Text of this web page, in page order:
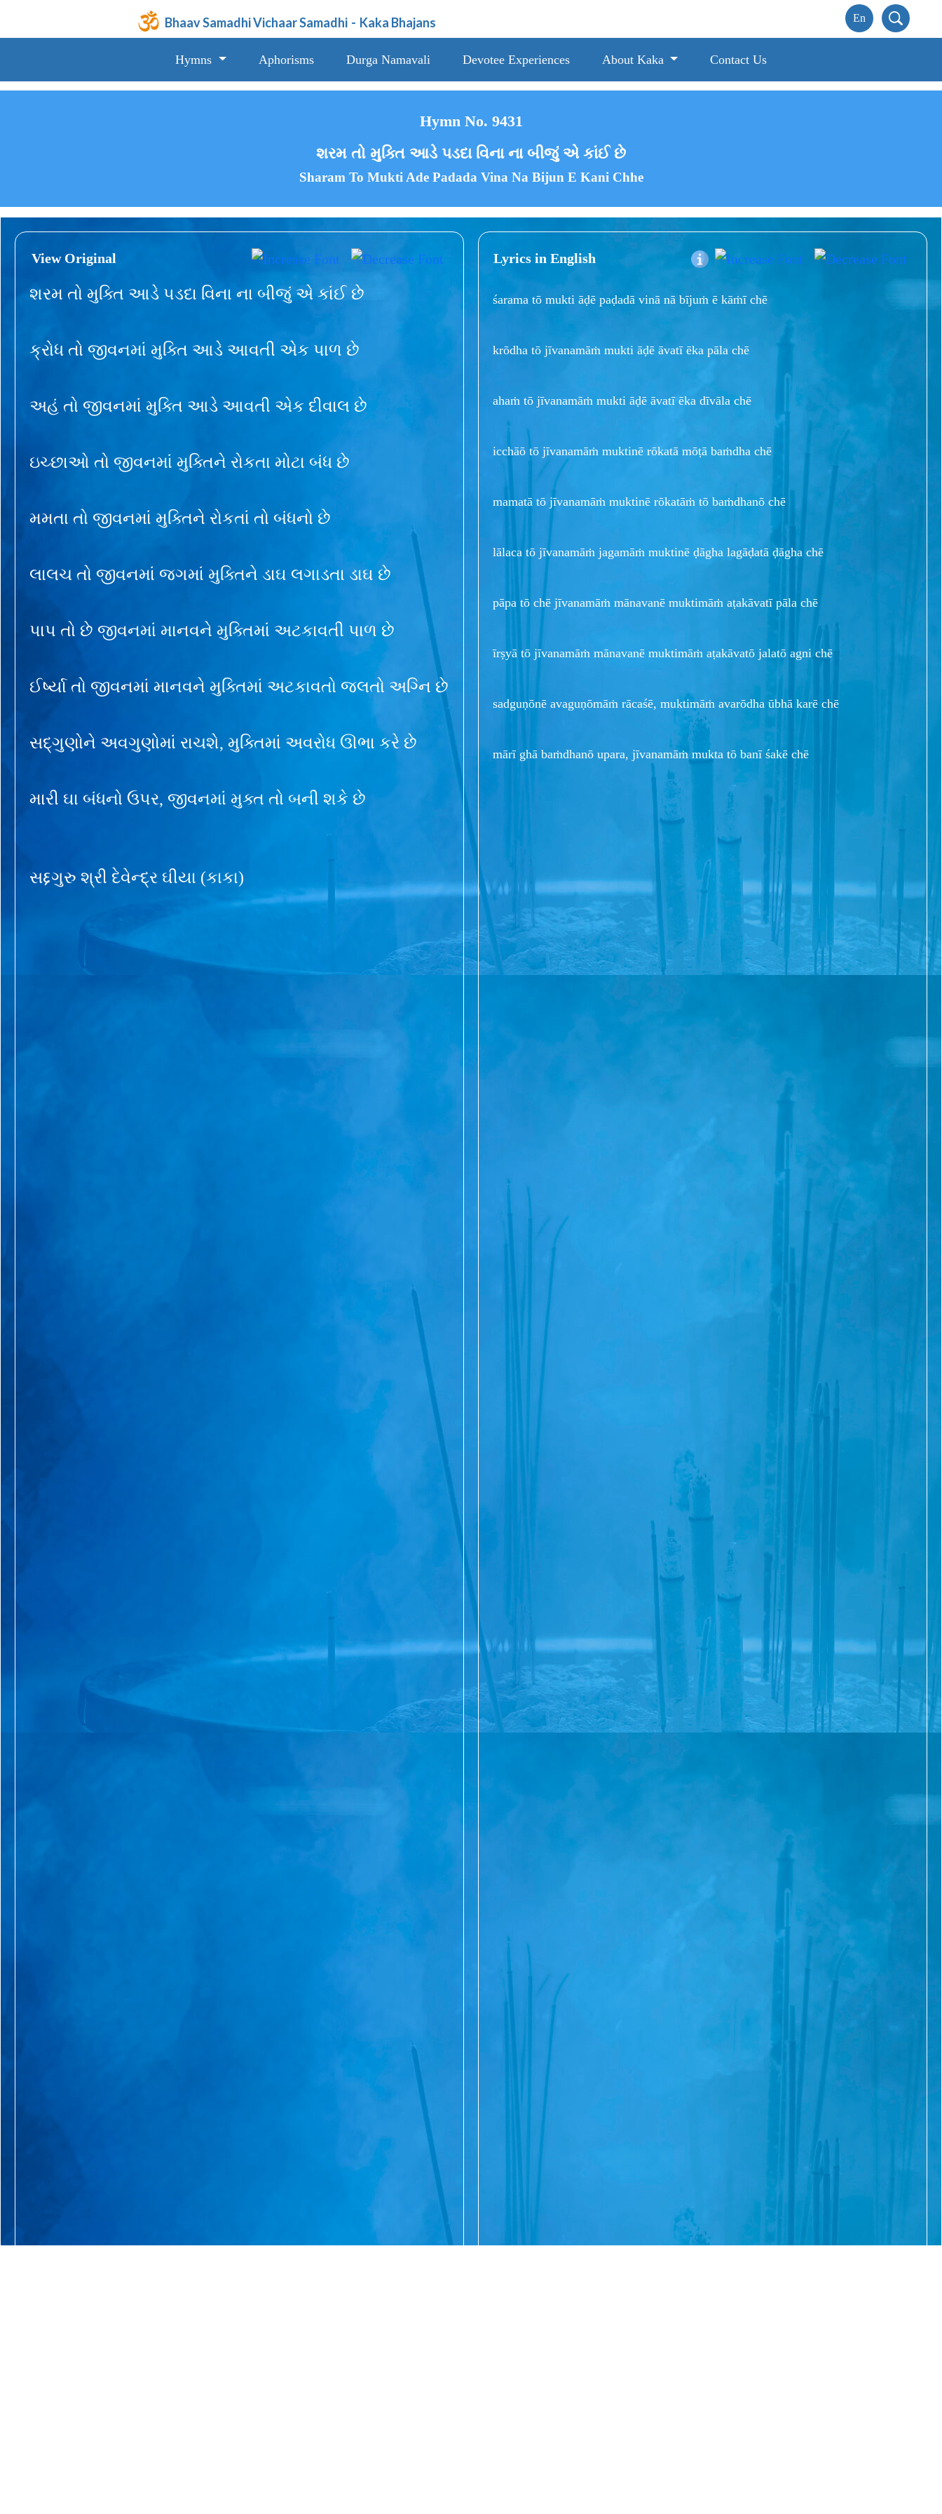
Bhaav Samadhi Vichaar Samadhi - Kaka Bhajans
Hymns Aphorisms Durga Namavali Devotee Experiences About Kaka Contact Us
Hymn No. 9431
શરમ તો મુક્તિ આડે પડદા વિના ના બીજું એ કાંઈ છે
Sharam To Mukti Ade Padada Vina Na Bijun E Kani Chhe
View Original
શરમ તો મુક્તિ આડે પડદા વિના ના બીજું એ કાંઈ છે
ક્રોધ તો જીવનમાં મુક્તિ આડે આવતી એક પાળ છે
અહં તો જીવનમાં મુક્તિ આડે આવતી એક દીવાલ છે
ઇચ્છાઓ તો જીવનમાં મુક્તિને રોકતા મોટા બંધ છે
મમતા તો જીવનમાં મુક્તિને રોકતાં તો બંધનો છે
લાલચ તો જીવનમાં જગમાં મુક્તિને ડાઘ લગાડતા ડાઘ છે
પાપ તો છે જીવનમાં માનવને મુક્તિમાં અટકાવતી પાળ છે
ઈર્ષ્યા તો જીવનમાં માનવને મુક્તિમાં અટકાવતો જલતો અગ્નિ છે
સદ્ગુણોને અવગુણોમાં રાચશે, મુક્તિમાં અવરોધ ઊભા કરે છે
મારી ઘા બંધનો ઉપર, જીવનમાં મુક્ત તો બની શકે છે
સદ્દગુરુ શ્રી દેવેન્દ્ર ઘીયા (કાકા)
Lyrics in English
śarama tō mukti āḍē paḍadā vinā nā bījuṁ ē kāṁī chē
krōdha tō jīvanamāṁ mukti āḍē āvatī ēka pāla chē
ahaṁ tō jīvanamāṁ mukti āḍē āvatī ēka dīvāla chē
icchāō tō jīvanamāṁ muktinē rōkatā mōṭā baṁdha chē
mamatā tō jīvanamāṁ muktinē rōkatāṁ tō baṁdhanō chē
lālaca tō jīvanamāṁ jagamāṁ muktinē ḍāgha lagāḍatā ḍāgha chē
pāpa tō chē jīvanamāṁ mānavanē muktimāṁ aṭakāvatī pāla chē
īrṣyā tō jīvanamāṁ mānavanē muktimāṁ aṭakāvatō jalatō agni chē
sadguṇōnē avaguṇōmāṁ rācaśē, muktimāṁ avarōdha ūbhā karē chē
mārī ghā baṁdhanō upara, jīvanamāṁ mukta tō banī śakē chē